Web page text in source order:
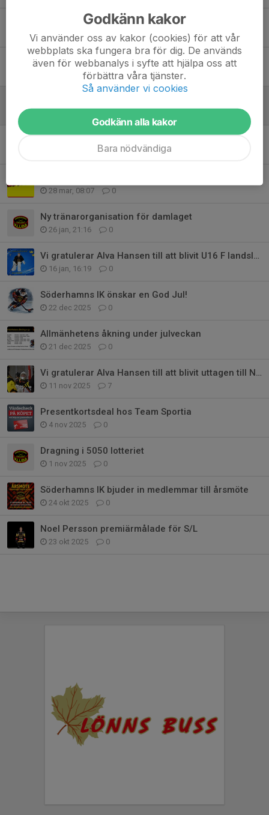
Allmänhetens åkning!
1 jun, 15:14 0
29 apr, 10:58 0
0
28 mar, 08:07 0
Ny tränarorganisation för damlaget
26 jan, 21:16 0
Vi gratulerar Alva Hansen till att blivit U16 F landslaget
16 jan, 16:19 0
Söderhamns IK önskar en God Jul!
22 dec 2025 0
Allmänhetens åkning under julveckan
21 dec 2025 0
Vi gratulerar Alva Hansen till att blivit uttagen till Nationell camp
11 nov 2025 7
Presentkortsdeal hos Team Sportia
4 nov 2025 0
Dragning i 5050 lotteriet
1 nov 2025 0
Söderhamns IK bjuder in medlemmar till årsmöte
24 okt 2025 0
Noel Persson premiärmålade för S/L
23 okt 2025 0
Godkänn kakor
Vi använder oss av kakor (cookies) för att vår
webbplats ska fungera bra för dig. De används
även för webbanalys i syfte att hjälpa oss att
förbättra våra tjänster.
Så använder vi cookies
Godkänn alla kakor
Bara nödvändiga